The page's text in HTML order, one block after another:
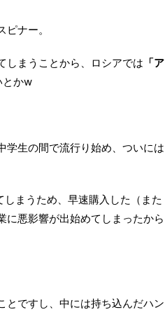
ナー。
しまうことから、ロシアでは 「ア
とかw
学生の間で流行り始め、ついには
まうため、早速購入した（また
に悪影響が出始めてしまったから
とですし、中には持ち込んだハン